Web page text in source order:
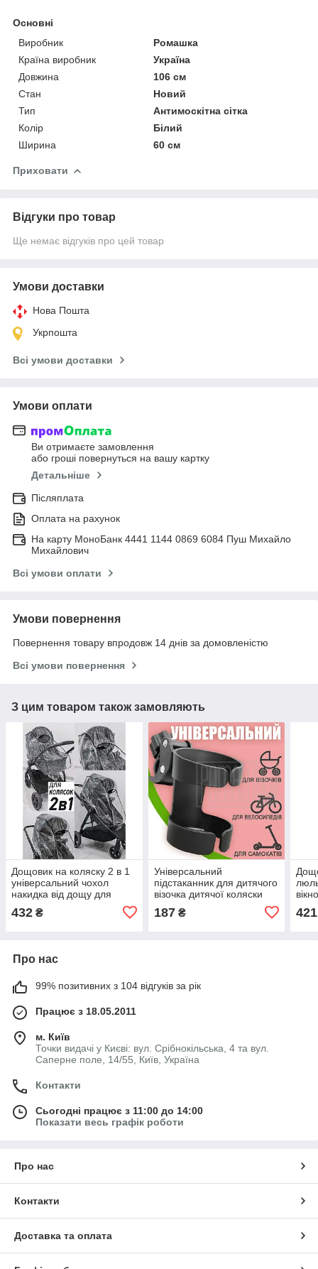
Основні
Виробник
Ромашка
Країна виробник
Україна
Довжина
106 см
Стан
Новий
Тип
Антимоскітна сітка
Колір
Білий
Ширина
60 см
Приховати
Відгуки про товар
Ще немає відгуків про цей товар
Умови доставки
Нова Пошта
Укрпошта
Всі умови доставки
Умови оплати
Ви отримаєте замовлення
або гроші повернуться на вашу картку
Детальніше
Післяплата
Оплата на рахунок
На карту МоноБанк 4441 1144 0869 6084 Пуш Михайло
Михайлович
Всі умови оплати
Умови повернення
Повернення товару впродовж 14 днів за домовленістю
Всі умови повернення
З цим товаром також замовляють
Дощовик на коляску 2 в 1
універсальний чохол
накидка від дощу для
віконцем
432 ₴
Універсальний
підстаканник для дитячого
візочка дитячої коляски
мам пляшечки самоката
велосипеда тримач
187₴
або
421
Про нас
99% позитивних з 104 відгуків за рік
Працює з 18.05.2011
м. Київ
Точки видачі у Києві: вул. Срібнокільська, 4 та вул.
Саперне поле, 14/55, Київ, Україна
Контакти
Сьогодні працює з 11:00 до 14:00
Показати весь графік роботи
Про нас
Контакти
Доставка та оплата